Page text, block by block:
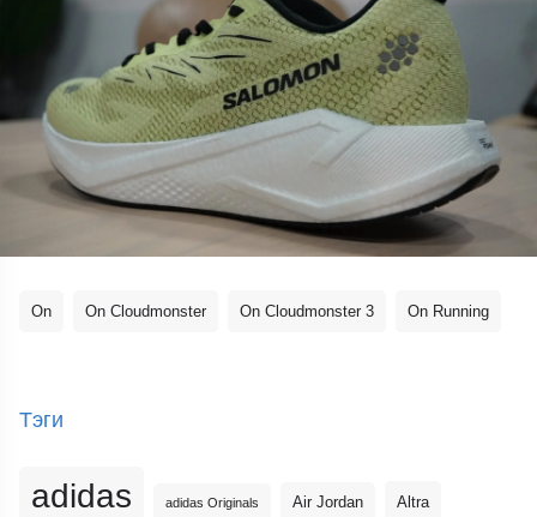
On On Cloudmonster On Cloudmonster 3 On Running
Тэги
adidas adidas Originals Air Jordan Altra